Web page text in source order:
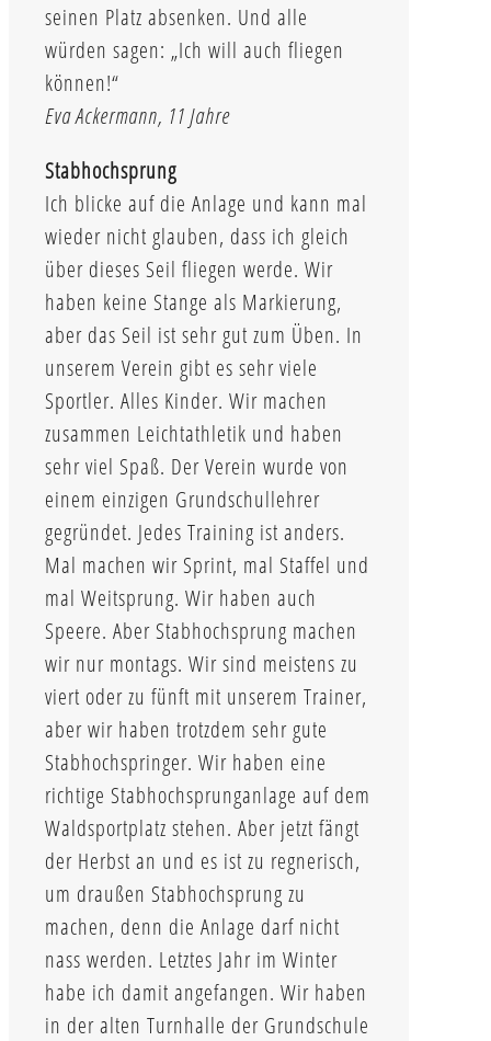
seinen Platz absenken. Und alle
würden sagen: „Ich will auch fliegen
können!“
Eva Ackermann, 11 Jahre
Stabhochsprung
Ich blicke auf die Anlage und kann mal
wieder nicht glauben, dass ich gleich
über dieses Seil fliegen werde. Wir
haben keine Stange als Markierung,
aber das Seil ist sehr gut zum Üben. In
unserem Verein gibt es sehr viele
Sportler. Alles Kinder. Wir machen
zusammen Leichtathletik und haben
sehr viel Spaß. Der Verein wurde von
einem einzigen Grundschullehrer
gegründet. Jedes Training ist anders.
Mal machen wir Sprint, mal Staffel und
mal Weitsprung. Wir haben auch
Speere. Aber Stabhochsprung machen
wir nur montags. Wir sind meistens zu
viert oder zu fünft mit unserem Trainer,
aber wir haben trotzdem sehr gute
Stabhochspringer. Wir haben eine
richtige Stabhochsprunganlage auf dem
Waldsportplatz stehen. Aber jetzt fängt
der Herbst an und es ist zu regnerisch,
um draußen Stabhochsprung zu
machen, denn die Anlage darf nicht
nass werden. Letztes Jahr im Winter
habe ich damit angefangen. Wir haben
in der alten Turnhalle der Grundschule